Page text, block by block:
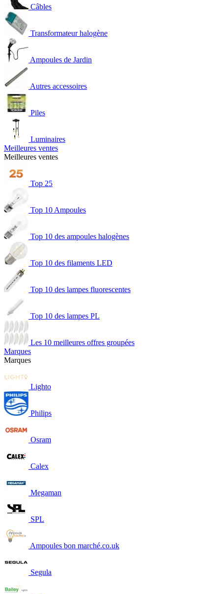
Câbles
Transformateur halogène
Ampoules de Jardin
Autres accessoires
Piles
Luminaires
Meilleures ventes
Meilleures ventes
Top 25
Top 10 Ampoules
Top 10 des ampoules halogènes
Top 10 des filaments LED
Top 10 des lampes fluorescentes
Top 10 des lampes PL
Les 10 meilleures offres groupées
Marques
Marques
Lighto
Philips
Osram
Calex
Megaman
SPL
Ampoules bon marché.co.uk
Segula